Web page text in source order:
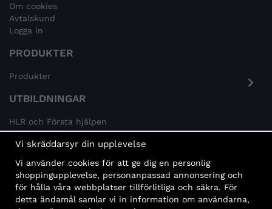
Om cookies
Avtalskund
Logga in
PRODUKTER
Produkter
UTBILDNINGAR
HLR och Första hjälpen
Psykisk hälsa
Brandskydd
MÅLGRUPPER
Offentlig sektor och företag
Privatpersoner
Vi skräddarsyr din upplevelse
Vi använder cookies för att ge dig en personlig
shoppingupplevelse, personanpassad annonsering och
för hålla våra webbplatser tillförlitliga och säkra. För
detta ändamål samlar vi in information om användarna,